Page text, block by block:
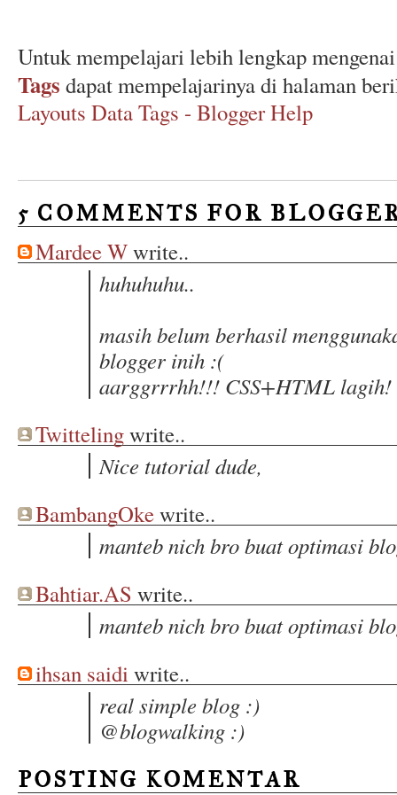
Untuk mempelajari lebih lengkap
Tags dapat mempelajarinya di halaman
Layouts Data Tags - Blogger Help
5 COMMENTS FOR
Mardee Wwrite..
huhuhuhu..
masih belum berhasil
blogger inih :(
aarggrrrhh!!! CSS+HTML lagih!
Twittelingwrite..
Nice tutorial dude,
BambangOkewrite..
manteb nich bro buat optimasi
Bahtiar.AS write..
manteb nich bro buat optimasi
ihsan saidi write..
real simple blog :)
@blogwalking :)
POSTING KOMENTAR